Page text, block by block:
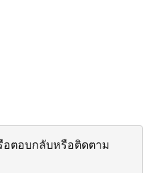
ตอบกลับหรือติดตาม